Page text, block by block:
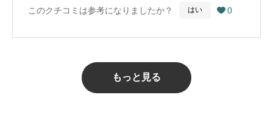
このクチコミは参考になりましたか？ はい  0
もっと見る